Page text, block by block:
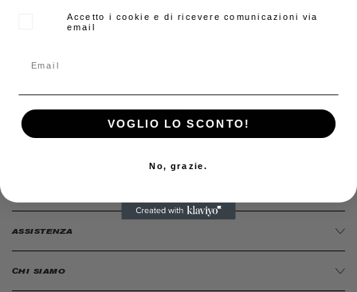
Donna
SPEDIZIONI EXPRESS 24/48H ORE
ASSISTENZA
CHI SIAMO
Accetto i cookie e di ricevere comunicazioni via
email
VOGLIO LO SCONTO!
No, grazie.